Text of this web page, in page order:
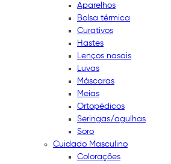
Aparelhos
Bolsa térmica
Curativos
Hastes
Lenços nasais
Luvas
Máscaras
Meias
Ortopédicos
Seringas/agulhas
Soro
Cuidado Masculino
Colorações